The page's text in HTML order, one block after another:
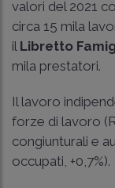
valori del 2021
circa 15 mila
il Libretto
mila prestatori.
Il lavoro
forze di lavoro
congiunturali e
occupati, +0,7%).